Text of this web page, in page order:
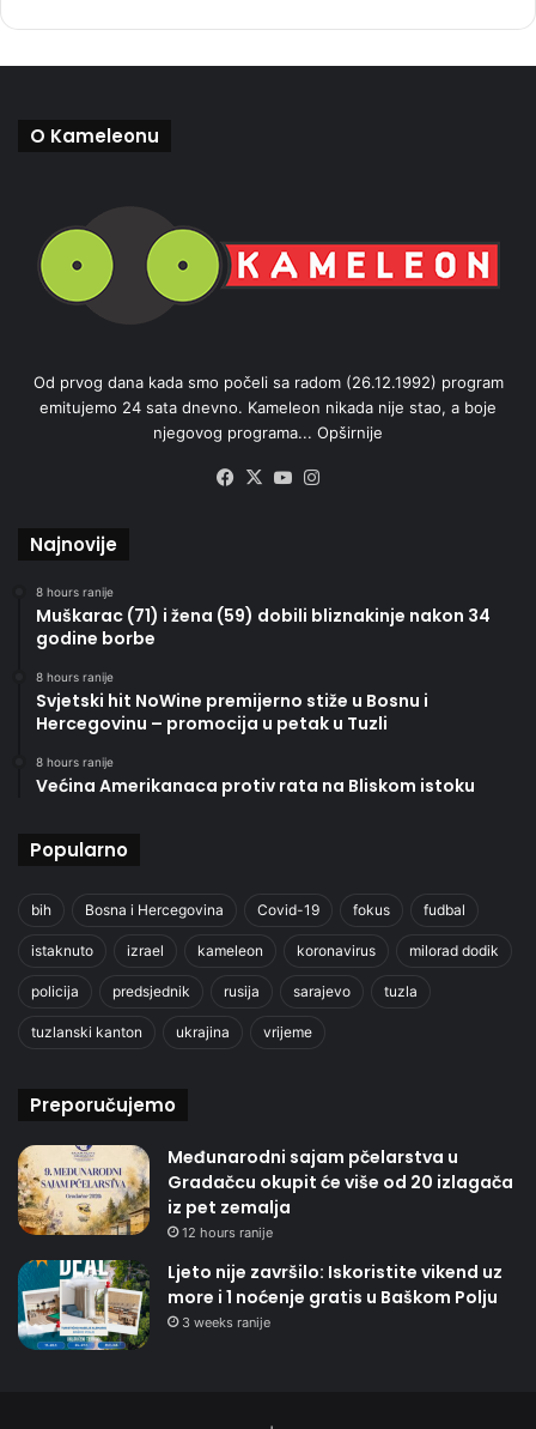
O Kameleonu
Od prvog dana kada smo počeli sa radom (26.12.1992) program
emitujemo 24 sata dnevno. Kameleon nikada nije stao, a boje
njegovog programa... Opširnije
Facebook
X YouTube
Najnovije
8 hours ranije
Muškarac (71) i žena (59) dobili bliznakinje nakon 34
godine borbe
8 hours ranije
Svjetski hit NoWine premijerno stiže u Bosnu i
Hercegovinu – promocija u petak u Tuzli
8 hours ranije
Većina Amerikanaca protiv rata na Bliskom istoku
Popularno
bih Bosna i Hercegovina Covid-19 fokus fudbal
istaknuto izrael kameleon koronavirus milorad dodik
policija predsjednik rusija sarajevo tuzla
tuzlanski kanton ukrajina vrijeme
Preporučujemo
Međunarodni sajam pčelarstva u
Gradačcu okupit će više od 20 izlagača
iz pet zemalja
12 hours ranije
Ljeto nije završilo: Iskoristite vikend uz
more i 1 noćenje gratis u Baškom Polju
3 weeks ranije